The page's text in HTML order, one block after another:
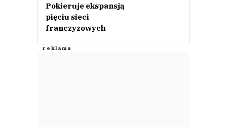
Pokieruje ekspansją
pięciu sieci
franczyzowych